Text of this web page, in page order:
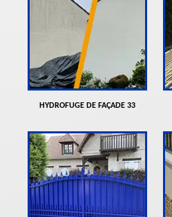
HYDROFUGE DE FAÇADE 33